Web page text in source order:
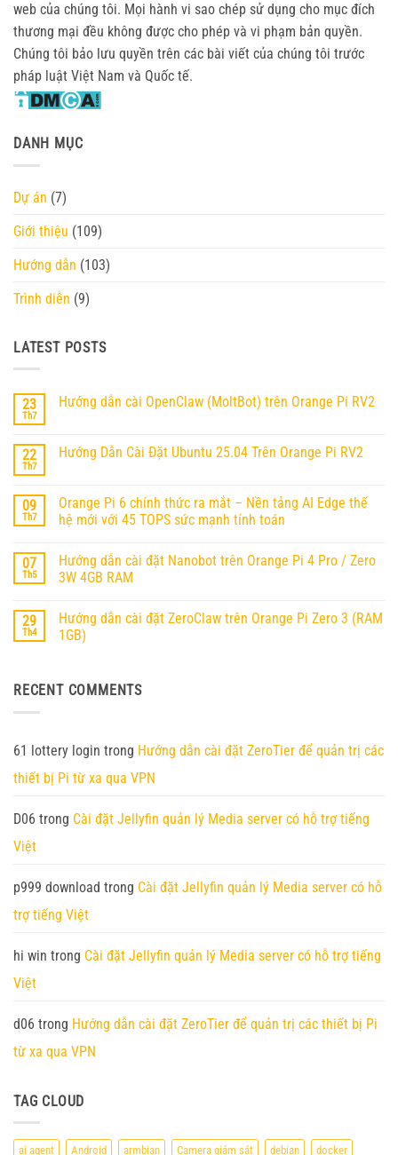
web của chúng tôi. Mọi hành vi sao chép sử dụng cho mục đích
thương mại đều không được cho phép và vi phạm bản quyền.
Chúng tôi bảo lưu quyền trên các bài viết của chúng tôi trước
pháp luật Việt Nam và Quốc tế.
DANH MỤC
Dự án (7)
Giới thiệu (109)
Hướng dẫn (103)
Trình diễn (9)
LATEST POSTS
23
Th7
Hướng dẫn cài OpenClaw (MoltBot) trên Orange Pi RV2
luận
cài
OpenClaw
(MoltBot)
Pi
RV2
22
Th7
Hướng Dẫn Cài Đặt Ubuntu 25.04 Trên Orange Pi RV2
luận
ở
Hướng
Đặt
Ubuntu
25.04
Pi
RV2
09
Th7
Orange Pi 6 chính thức ra mắt – Nền tảng AI Edge thế
hệ mới với 45 TOPS sức mạnh tính toán
bình
luận
ở
6
chính
thức
Nền
hệ
mới
45
mạnh
tính
07
Th5
Hướng dẫn cài đặt Nanobot trên Orange Pi 4 Pro / Zero
3W 4GB RAM
bình
luận
ở
đặt
4
Pro
Zero
RAM
29
Th4
Hướng dẫn cài đặt ZeroClaw trên Orange Pi Zero 3 (RAM
1GB)
luận
đặt
ZeroClaw
Orange
3
(RAM
RECENT COMMENTS
61 lottery login trong Hướng dẫn cài đặt ZeroTier để quản trị các
thiết bị Pi từ xa qua VPN
D06 trong Cài đặt Jellyfin quản lý Media server có hỗ trợ tiếng
Việt
p999 download trong Cài đặt Jellyfin quản lý Media server có hỗ
trợ tiếng Việt
hi win trong Cài đặt Jellyfin quản lý Media server có hỗ trợ tiếng
Việt
d06 trong Hướng dẫn cài đặt ZeroTier để quản trị các thiết bị Pi
từ xa qua VPN
TAG CLOUD
ai agent Android armbian Camera giám sát debian docker